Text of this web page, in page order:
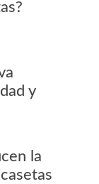
y
la